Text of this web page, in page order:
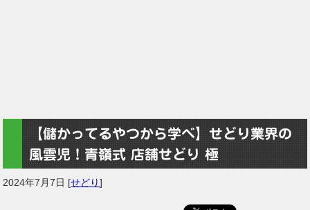
【儲かってるやつから学べ】せどり業界の
風雲児！青嶺式 店舗せどり 極
2024年7月7日 [せどり]